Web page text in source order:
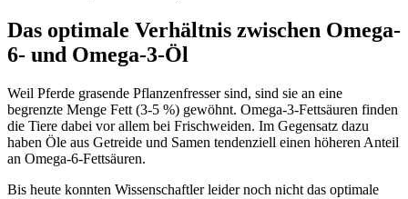
Das optimale Verhältnis zwischen Omega-
6- und Omega-3-Öl
Weil Pferde grasende Pflanzenfresser sind, sind sie an eine
begrenzte Menge Fett (3-5 %) gewöhnt. Omega-3-Fettsäuren finden
die Tiere dabei vor allem bei Frischweiden. Im Gegensatz dazu
haben Öle aus Getreide und Samen tendenziell einen höheren Anteil
an Omega-6-Fettsäuren.
Bis heute konnten Wissenschaftler leider noch nicht das optimale